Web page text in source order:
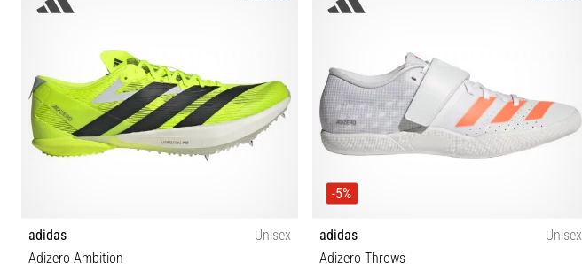
adidas
Unisex
Adizero Ambition
-5%
adidas
Unisex
Adizero Throws